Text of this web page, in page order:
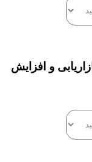
و افزایش